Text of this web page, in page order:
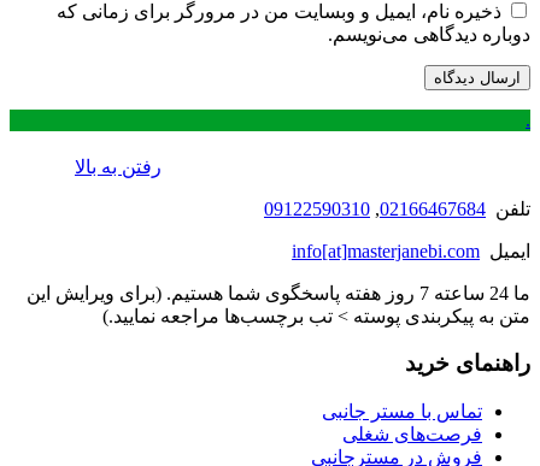
ذخیره نام، ایمیل و وبسایت من در مرورگر برای زمانی که
دوباره دیدگاهی می‌نویسم.
.
رفتن به بالا
تلفن 02166467684
,
09122590310
ایمیل info[at]masterjanebi.com
ما 24 ساعته 7 روز هفته پاسخگوی شما هستیم. (برای ویرایش این
متن به پیکربندی پوسته > تب برچسب‌ها مراجعه نمایید.)
راهنمای خرید
تماس با مستر جانبی
فرصت‌های شغلی
فروش در مسترجانبی